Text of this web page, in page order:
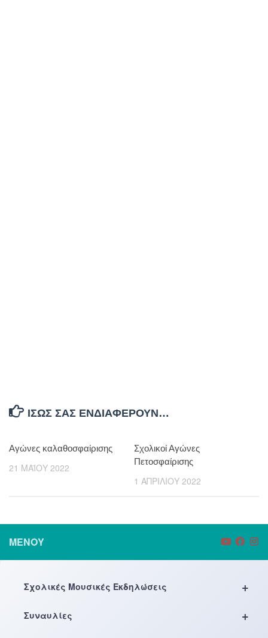
ΊΣΩΣ ΣΑΣ ΕΝΔΙΑΦΈΡΟΥΝ…
Αγώνες καλαθοσφαίρισης
21 ΜΑΪ́ΟΥ 2022
Σχολικοί Αγώνες
Πετοσφαίρισης
1 ΑΠΡΙΛΊΟΥ 2022
ΜΕΝΟΎ
+
Σχολικές Μουσικές Εκδηλώσεις
+
Συναυλίες